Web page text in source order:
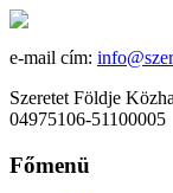
e-mail cím:
Szeretet Földje
04975106-51100005
Főmenü